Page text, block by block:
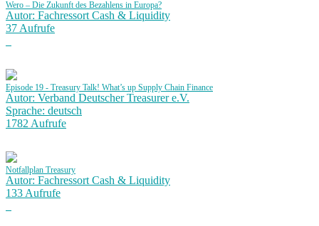
Wero – Die Zukunft des Bezahlens in Europa?
Autor: Fachressort Cash & Liquidity
37 Aufrufe
Episode 19 - Treasury Talk! What’s up Supply Chain Finance
Autor: Verband Deutscher Treasurer e.V.
Sprache: deutsch
1782 Aufrufe
Notfallplan Treasury
Autor: Fachressort Cash & Liquidity
133 Aufrufe